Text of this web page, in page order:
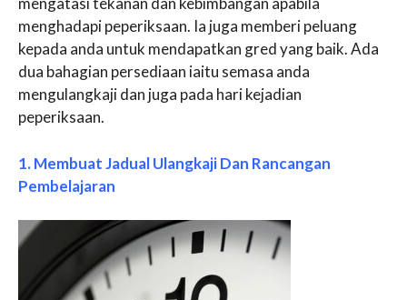
menghadapi peperiksaan. Ia juga memberi peluang
kepada anda untuk mendapatkan gred yang baik. Ada
dua bahagian persediaan iaitu semasa anda
mengulangkaji dan juga pada hari kejadian
peperiksaan.
1. Membuat Jadual Ulangkaji Dan Rancangan
Pembelajaran